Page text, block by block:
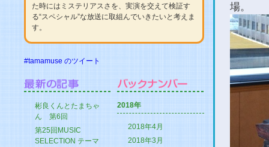
た時にはミステリアスさを、実演を交えて検証す
る“スペシャル”な放送に取組んでいきたいと考えま
す。
#tamamuse のツイート
彬良くんとたまちゃ
ん 第6回
第25回MUSIC
SELECTION テーマ
2018年
2018年4月
2018年3月
場。